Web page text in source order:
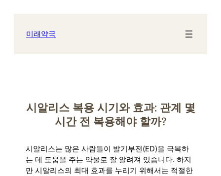
미래약국
시알리스 복용 시기와 효과: 관계 몇
시간 전 복용해야 할까?
시알리스는 많은 사람들이 발기부전(ED)을 극복하
는 데 도움을 주는 약물로 잘 알려져 있습니다. 하지
만 시알리스의 최대 효과를 누리기 위해서는 적절한